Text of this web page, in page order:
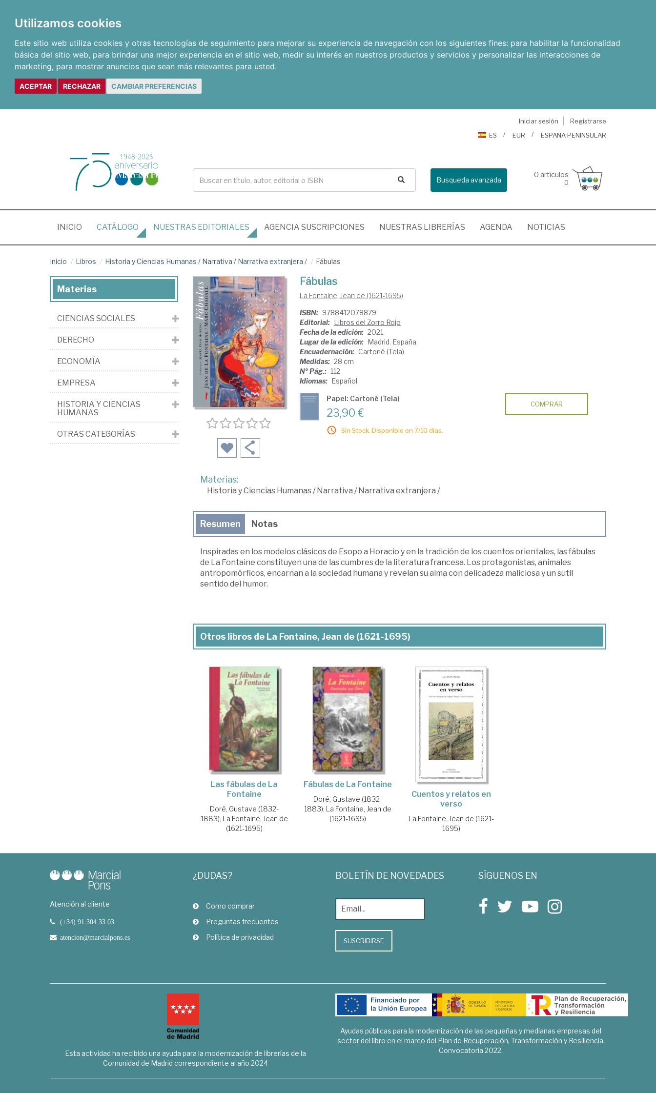
Utilizamos cookies
Este sitio web utiliza cookies y otras tecnologías de seguimiento para mejorar su experiencia de navegación con los siguientes fines: para habilitar la funcionalidad
básica del sitio web, para brindar una mejor experiencia en el sitio web, medir su interés en nuestros productos y servicios y personalizar las interacciones de
marketing, para mostrar anuncios que sean más relevantes para usted.
ACEPTAR RECHAZAR CAMBIAR PREFERENCIAS
Iniciar sesión
Registrarse
ES
EUR ESPAÑA PENINSULAR
Busqueda avanzada
0 artículos
0
INICIO (CURRENT)
CATÁLOGO NUESTRAS EDITORIALES AGENCIA SUSCRIPCIONES NUESTRAS LIBRERÍAS AGENDA NOTICIAS
Inicio Libros Historia y Ciencias Humanas / Narrativa / Narrativa extranjera / Fábulas
Fábulas
La Fontaine, Jean de (1621-1695)
ISBN: 9788412078879
Editorial: Libros del Zorro Rojo
Fecha de la edición: 2021
Lugar de la edición: Madrid. España
Encuadernación: Cartoné (Tela)
Medidas: 28 cm
Nº Pág.: 112
Idiomas: Español
Papel: Cartoné (Tela)
23,90 €
Sin Stock. Disponible en 7/10 días.
COMPRAR
Materias:
Historia y Ciencias Humanas/Narrativa /Narrativa extranjera /
Resumen Notas
Inspiradas en los modelos clásicos de Esopo a Horacio y en la tradición de los cuentos orientales, las fábulas
de La Fontaine constituyen una de las cumbres de la literatura francesa. Los protagonistas, animales
antropomórficos, encarnan a la sociedad humana y revelan su alma con delicadeza maliciosa y un sutil
sentido del humor.
Otros libros de La Fontaine, Jean de (1621-1695)
Las fábulas de La
Fontaine
Doré, Gustave (1832-
1883); La Fontaine, Jean de
(1621-1695)
Fábulas de La Fontaine
Doré, Gustave (1832-
1883); La Fontaine, Jean de
(1621-1695)
Cuentos y relatos en
verso
La Fontaine, Jean de (1621-
1695)
Materias
CIENCIAS SOCIALES
DERECHO
ECONOMÍA
EMPRESA
HISTORIA Y CIENCIAS
HUMANAS
OTRAS CATEGORÍAS
Atención al cliente
(+34) 91 304 33 03
atencion@marcialpons.es
¿DUDAS?
Como comprar
Preguntas frecuentes
Política de privacidad
BOLETÍN DE NOVEDADES
SUSCRIBIRSE
SÍGUENOS EN
Esta actividad ha recibido una ayuda para la modernización de librerías de la
Comunidad de Madrid correspondiente al año 2024
Ayudas públicas para la modernización de las pequeñas y medianas empresas del
sector del libro en el marco del Plan de Recuperación, Transformación y Resiliencia.
Convocatoria 2022.